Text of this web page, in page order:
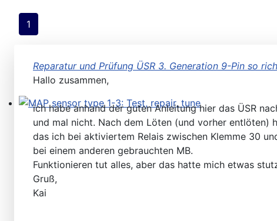
MAP sensor type 1-3: Test, repair, tune
1
Reparatur und Prüfung ÜSR 3. Generation 9-Pin so
Hallo zusammen,
ich habe anhand der guten Anleitung hier das ÜSR
und mal nicht. Nach dem Löten (und vorher entlöten)
das ich bei aktiviertem Relais zwischen Klemme 30
bei einem anderen gebrauchten MB.
Funktionieren tut alles, aber das hatte mich etwas
Gruß,
Kai